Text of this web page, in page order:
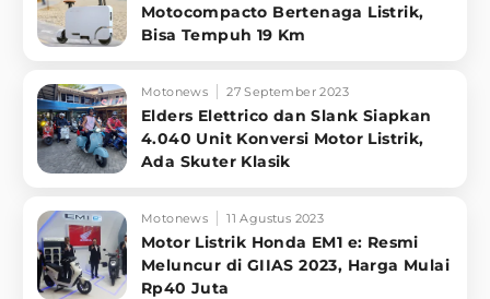
Motocompacto Bertenaga Listrik,
Bisa Tempuh 19 Km
Motonews 27 September 2023
Elders Elettrico dan Slank Siapkan
4.040 Unit Konversi Motor Listrik,
Ada Skuter Klasik
Motonews 11 Agustus 2023
Motor Listrik Honda EM1 e: Resmi
Meluncur di GIIAS 2023, Harga Mulai
Rp40 Juta